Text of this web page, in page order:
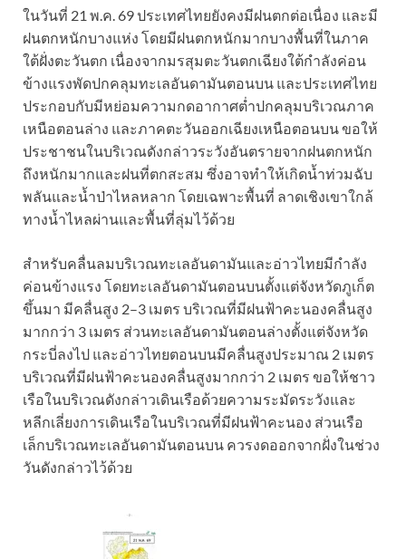
ในวันที่ 21 พ.ค. 69 ประเทศไทยยังคงมีฝนตกต่อเนื่อง และมี
ฝนตกหนักบางแห่ง โดยมีฝนตกหนักมากบางพื้นที่ในภาค
ใต้ฝั่งตะวันตก เนื่องจากมรสุมตะวันตกเฉียงใต้กำลังค่อน
ข้างแรงพัดปกคลุมทะเลอันดามันตอนบน และประเทศไทย
ประกอบกับมีหย่อมความกดอากาศต่ำปกคลุมบริเวณภาค
เหนือตอนล่าง และภาคตะวันออกเฉียงเหนือตอนบน ขอให้
ประชาชนในบริเวณดังกล่าวระวังอันตรายจากฝนตกหนัก
ถึงหนักมากและฝนที่ตกสะสม ซึ่งอาจทำให้เกิดน้ำท่วมฉับ
พลันและน้ำป่าไหลหลาก โดยเฉพาะพื้นที่ ลาดเชิงเขาใกล้
ทางน้ำไหลผ่านและพื้นที่ลุ่มไว้ด้วย
สำหรับคลื่นลมบริเวณทะเลอันดามันและอ่าวไทยมีกำลัง
ค่อนข้างแรง โดยทะเลอันดามันตอนบนตั้งแต่จังหวัดภูเก็ต
ขึ้นมา มีคลื่นสูง 2–3 เมตร บริเวณที่มีฝนฟ้าคะนองคลื่นสูง
มากกว่า 3 เมตร ส่วนทะเลอันดามันตอนล่างตั้งแต่จังหวัด
กระบี่ลงไป และอ่าวไทยตอนบนมีคลื่นสูงประมาณ 2 เมตร
บริเวณที่มีฝนฟ้าคะนองคลื่นสูงมากกว่า 2 เมตร ขอให้ชาว
เรือในบริเวณดังกล่าวเดินเรือด้วยความระมัดระวังและ
หลีกเลี่ยงการเดินเรือในบริเวณที่มีฝนฟ้าคะนอง ส่วนเรือ
เล็กบริเวณทะเลอันดามันตอนบน ควรงดออกจากฝั่งในช่วง
วันดังกล่าวไว้ด้วย